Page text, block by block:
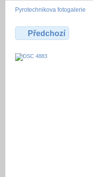
Pyrotechnikova fotogalerie
Předchozí